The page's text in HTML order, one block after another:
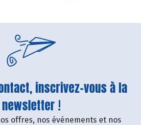
inscrivez-vous à la
newsletter !
offres, nos événements et nos